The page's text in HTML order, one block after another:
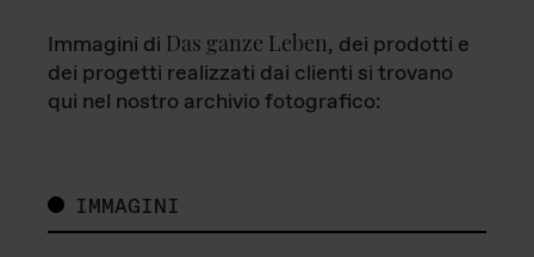
Immagini di Das ganze Leben, dei prodotti e
dei progetti realizzati dai clienti si trovano
qui nel nostro archivio fotografico:
IMMAGINI